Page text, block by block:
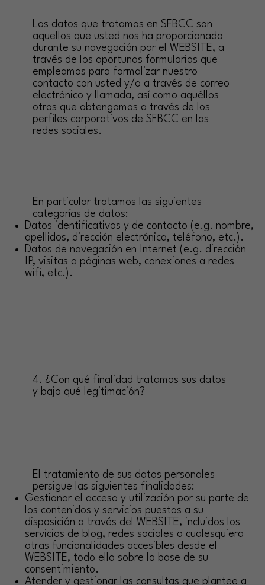
Los datos que tratamos en SFBCC son
aquellos que usted nos ha proporcionado
durante su navegación por el WEBSITE, a
través de los oportunos formularios que
empleamos para formalizar nuestro
contacto con usted y/o a través de correo
electrónico y llamada, así como aquéllos
otros que obtengamos a través de los
perfiles corporativos de SFBCC en las
redes sociales.
En particular tratamos las siguientes
categorías de datos:
Datos identificativos y de contacto (e.g. nombre,
apellidos, dirección electrónica, teléfono, etc.).
Datos de navegación en Internet (e.g. dirección
IP, visitas a páginas web, conexiones a redes
wifi, etc.).
4. ¿Con qué finalidad tratamos sus datos
y bajo qué legitimación?
El tratamiento de sus datos personales
persigue las siguientes finalidades:
Gestionar el acceso y utilización por su parte de
los contenidos y servicios puestos a su
disposición a través del WEBSITE, incluidos los
servicios de blog, redes sociales o cualesquiera
otras funcionalidades accesibles desde el
WEBSITE, todo ello sobre la base de su
consentimiento.
Atender y gestionar las consultas que plantee a